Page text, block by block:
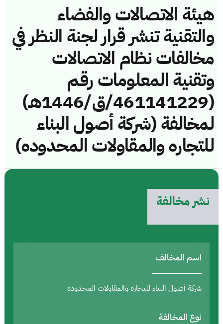
هيئة الاتصالات والفضاء
والتقنية تنشر قرار لجنة النظر في
مخالفات نظام الاتصالات
وتقنية المعلومات رقم
(461141229/ق/1446هـ)
لمخالفة (شركة أصول البناء
للتجاره والمقاولات المحدوده)
نشر مخالفة
اسم المخالف
شركة أصول البناء للتجاره والمقاولات المحدوده
نوع المخالفة